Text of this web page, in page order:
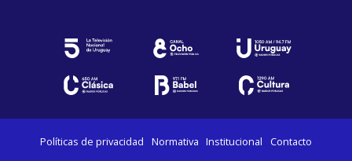
Políticas de privacidad Normativa Institucional Contacto